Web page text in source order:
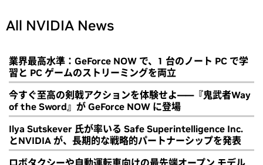
All NVIDIA News
業界最高水準：GeForce NOW で、1 台のノート PC で学
習と PC ゲームのストリーミングを両立
今すぐ至高の剣戟アクションを体験せよ――『鬼武者Way
of the Sword』が GeForce NOW に登場
Ilya Sutskever 氏が率いる Safe Superintelligence Inc.
とNVIDIA が、長期的な戦略的パートナーシップを発表